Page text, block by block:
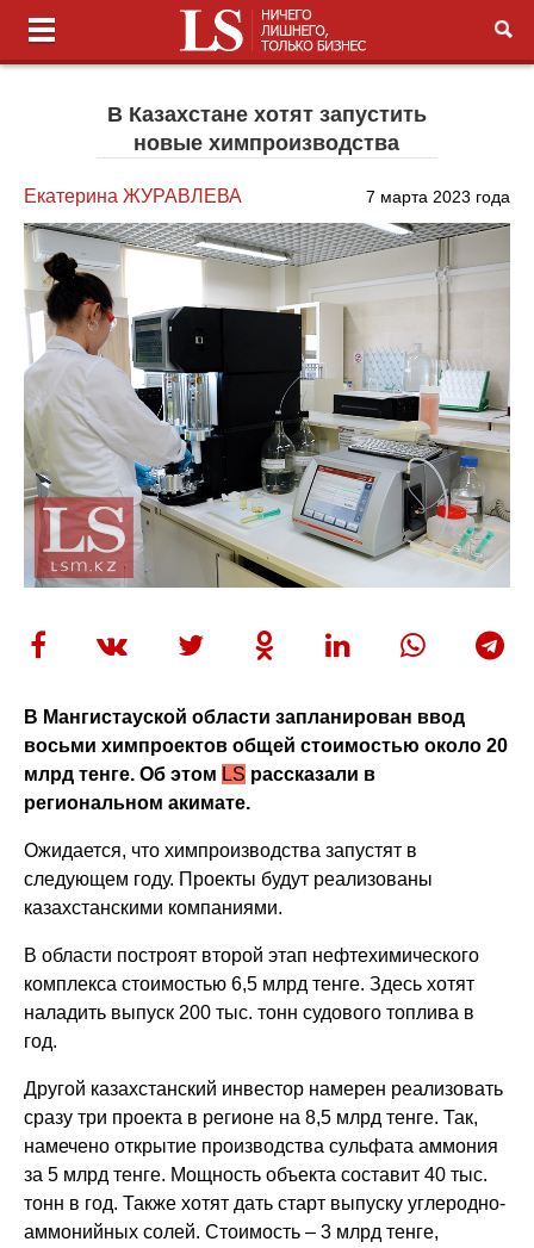
В Казахстане хотят запустить
новые химпроизводства
Екатерина ЖУРАВЛЕВА 7 марта 2023 года
В Мангистауской области запланирован ввод
восьми химпроектов общей стоимостью около 20
млрд тенге. Об этом LS рассказали в
региональном акимате.
Ожидается, что химпроизводства запустят в
следующем году. Проекты будут реализованы
казахстанскими компаниями.
В области построят второй этап нефтехимического
комплекса стоимостью 6,5 млрд тенге. Здесь хотят
наладить выпуск 200 тыс. тонн судового топлива в
год.
Другой казахстанский инвестор намерен реализовать
сразу три проекта в регионе на 8,5 млрд тенге. Так,
намечено открытие производства сульфата аммония
за 5 млрд тенге. Мощность объекта составит 40 тыс.
тонн в год. Также хотят дать старт выпуску углеродно-
аммонийных солей. Стоимость – 3 млрд тенге,